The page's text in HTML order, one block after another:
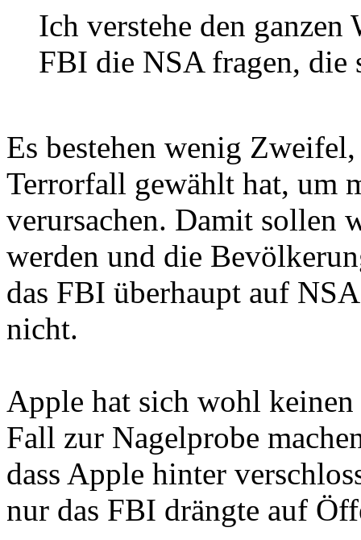
Ich verstehe den
FBI die NSA fragen, die
Es bestehen wenig
Terrorfall gewählt hat, um
verursachen. Damit sollen
werden und die
das FBI überhaupt auf
nicht.
Apple hat sich wohl keinen
Fall zur Nagelprobe
dass Apple hinter
nur das FBI drängte auf